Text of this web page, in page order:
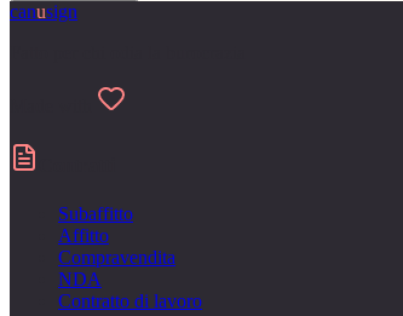
canusign
Subaffitto
Affitto
Compravendita
NDA
Contratto di lavoro